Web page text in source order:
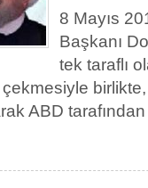
8 Mayıs
Başkanı
tek taraflı
ABD tarafından